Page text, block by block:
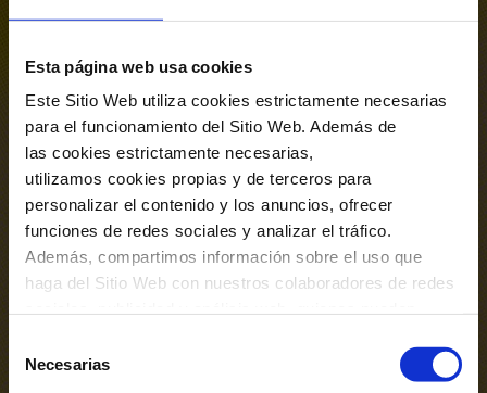
Esta página web usa cookies
Este Sitio Web utiliza cookies estrictamente necesarias
para el funcionamiento del Sitio Web. Además de
las cookies estrictamente necesarias,
utilizamos cookies propias y de terceros para
personalizar el contenido y los anuncios, ofrecer
funciones de redes sociales y analizar el tráfico.
Además, compartimos información sobre el uso que
haga del Sitio Web con nuestros colaboradores de redes
proporcionado o que hayan recopilado a través del uso
que haya hecho de sus servicios. En el cuadro inferior
Necesarias
al lied y la música coral, en toda su
VER PROGRAMACIÓN
Sinfonismo
en formato sinfónico para vivir la